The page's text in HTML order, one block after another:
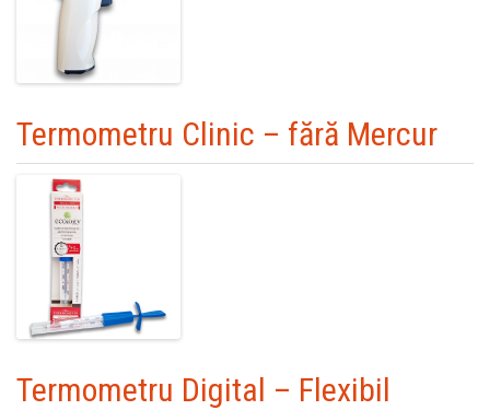
Termometru Clinic – fără Mercur
Termometru Digital – Flexibil